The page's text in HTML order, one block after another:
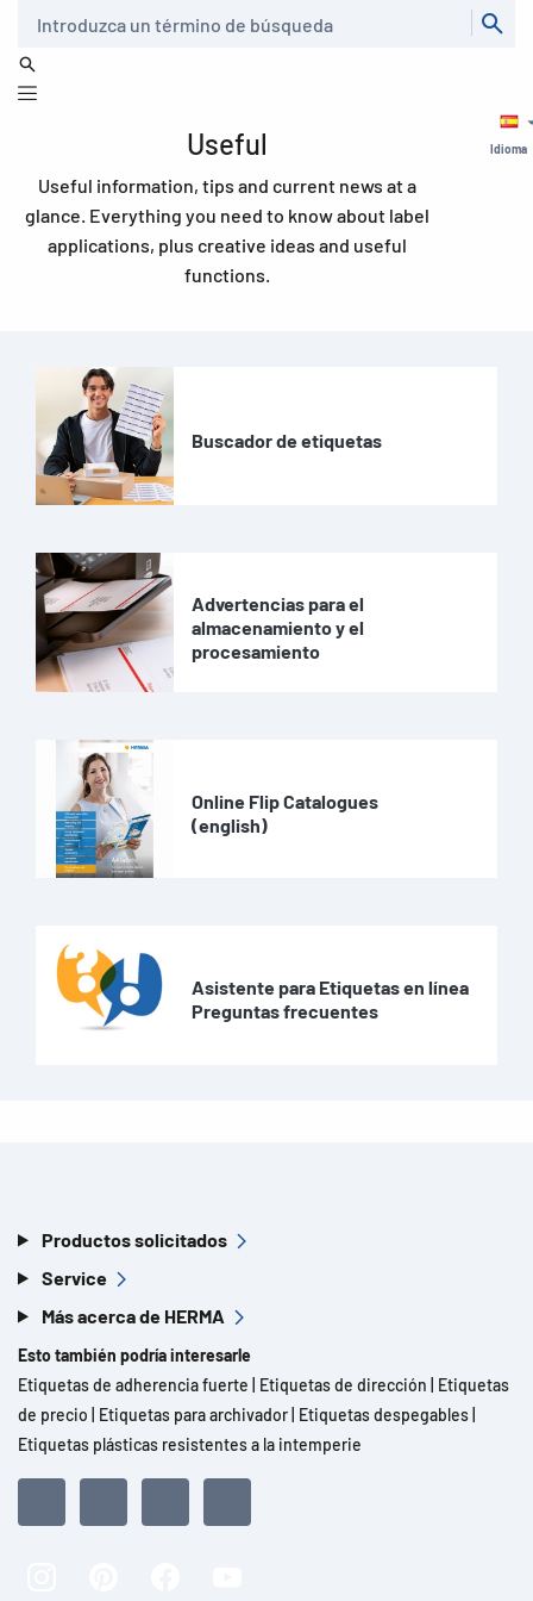
Idioma
Useful
Useful information, tips and current news at a
glance. Everything you need to know about label
applications, plus creative ideas and useful
functions.
Buscador de etiquetas
Advertencias para el
almacenamiento y el
procesamiento
Online Flip Catalogues
(english)
Asistente para Etiquetas en línea
Preguntas frecuentes
Productos solicitados
Service
Más acerca de HERMA
Esto también podría interesarle
Etiquetas de adherencia fuerte
Etiquetas de dirección
Etiquetas
de precio
Etiquetas para archivador Etiquetas despegables
Etiquetas plásticas resistentes a la intemperie